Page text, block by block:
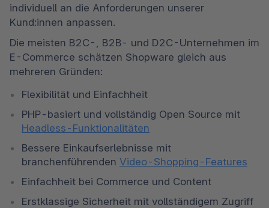
individuell an die Anforderungen unserer
Kund:innen anpassen.
Die meisten B2C-, B2B- und D2C-Unternehmen im
E-Commerce schätzen Shopware gleich aus
mehreren Gründen:
Flexibilität und Einfachheit
Headless-Funktionalitäten
Bessere Einkaufserlebnisse mit
branchenführenden Video-Shopping-Features
Einfachheit bei Commerce und Content
Erstklassige Sicherheit mit vollständigem Zugriff